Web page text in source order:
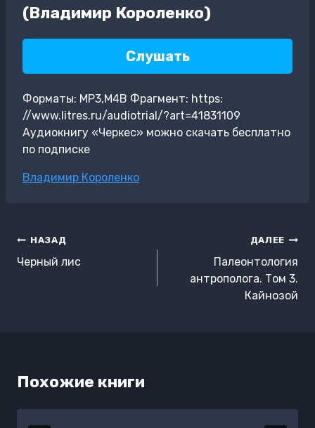
(Владимир Короленко)
Слушать
Форматы: MP3,M4B Фрагмент: https:
//www.litres.ru/audiotrial/?art=41831109
Аудиокнигу «Черкес» можно скачать бесплатно
по подписке
Метки
Владимир Короленко
Навигация
по
НАЗАД
Черный лис
ДАЛЕЕ
Палеонтология
антрополога. Том 3.
Кайнозой
Похожие книги